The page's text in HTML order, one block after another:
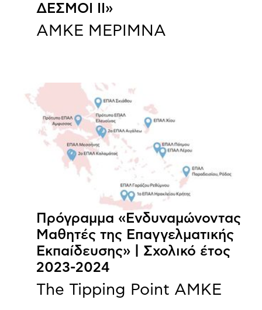
ΔΕΣΜΟΙ ΙΙ»
ΑΜΚΕ ΜΕΡΙΜΝΑ
Πρόγραμμα «Ενδυναμώνοντας
Μαθητές της Επαγγελματικής
Εκπαίδευσης» | Σχολικό έτος
2023-2024
The Tipping Point ΑΜΚΕ